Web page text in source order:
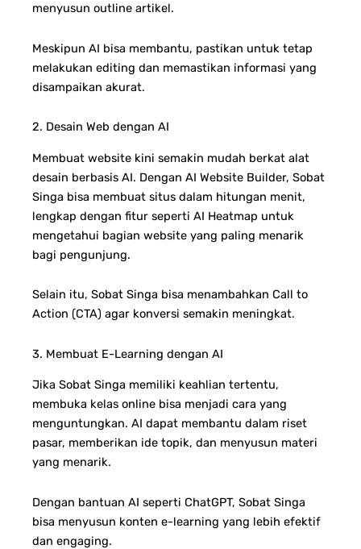
menyusun outline artikel.
Meskipun AI bisa membantu, pastikan untuk tetap
melakukan editing dan memastikan informasi yang
disampaikan akurat.
2. Desain Web dengan AI
Membuat website kini semakin mudah berkat alat
desain berbasis AI. Dengan AI Website Builder, Sobat
Singa bisa membuat situs dalam hitungan menit,
lengkap dengan fitur seperti AI Heatmap untuk
mengetahui bagian website yang paling menarik
bagi pengunjung.
Selain itu, Sobat Singa bisa menambahkan Call to
Action (CTA) agar konversi semakin meningkat.
3. Membuat E-Learning dengan AI
Jika Sobat Singa memiliki keahlian tertentu,
membuka kelas online bisa menjadi cara yang
menguntungkan. AI dapat membantu dalam riset
pasar, memberikan ide topik, dan menyusun materi
yang menarik.
Dengan bantuan AI seperti ChatGPT, Sobat Singa
bisa menyusun konten e-learning yang lebih efektif
dan engaging.